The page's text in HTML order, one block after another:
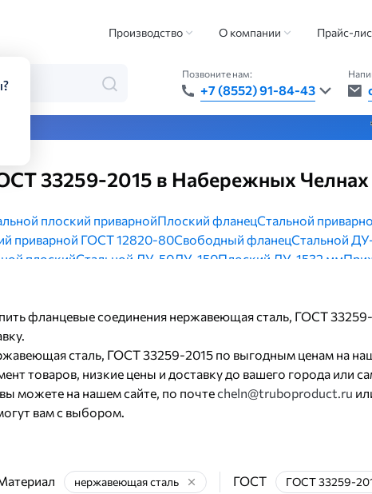
Производство О компании Прайс-
Позвоните нам:
+7 (8552) 91-84-43
Фланцевые соединения Фланцевые соединения
— быстро, точно, везде
33259-2015 в Набережных Челнах
плоский приварнойПлоский фланецСтальной
приварной ГОСТ 12820-80Свободный фланецСтальной
плоскийСтальной ДУ-50ДУ-150Плоский ДУ-1532 мм
плоский приварной ДУ-150Плоский ДУ-100Глухой ДУ-
ДУ-200
ДУ-100ДУ-250Стальной ДУ-150Свободный ДУ-50
ДУ-50Воротниковый ДУ-200ДУ-500
Нержавеющий ГОСТ 33259-2015Свободный ДУ-80
ДУ-150ДУ-100 РУ-16
фланцевые соединения нержавеющая сталь, ГОСТ
сталь, ГОСТ 33259-2015 по выгодным ценам на
товаров, низкие цены и доставку до вашего города или
можете на нашем сайте, по почтеcheln@truboproduct.ru
вам с выбором.
нержавеющая сталь ГОСТ ГОСТ 33259-